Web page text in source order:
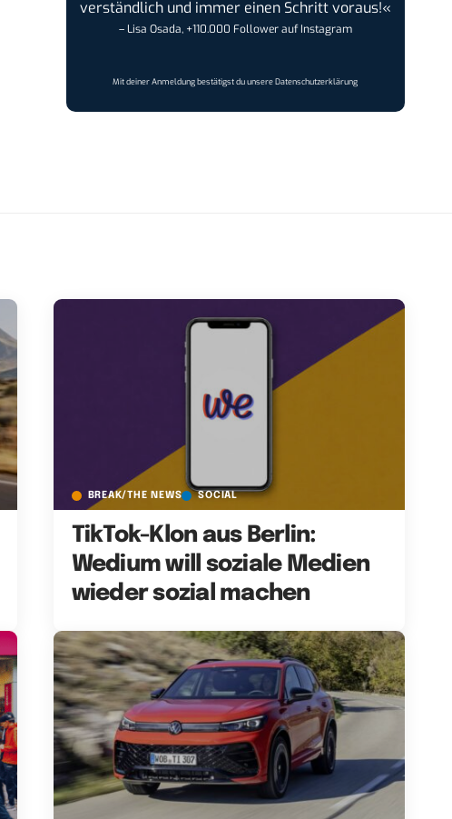
verständlich und immer einen Schritt voraus!«
– Lisa Osada, +110.000 Follower auf Instagram
Mit deiner Anmeldung bestätigst du unsereDatenschutzerklärung
BREAK/THE NEWS SOCIAL
TikTok-Klon aus Berlin:
Wedium will soziale Medien
wieder sozial machen